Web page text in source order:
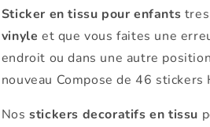
Sticker en tissu pour enfants
vinyle et que vous faites une
endroit ou dans une autre
nouveau Compose de 46
Nosstickers decoratifs en tissu